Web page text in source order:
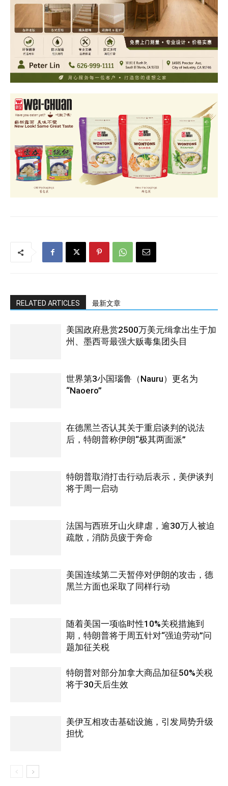
RELATED ARTICLES 最新文章
美国政府悬赏2500万美元缉拿出生于加
州、墨西哥最强大贩毒集团头目
世界第3小国瑙鲁（Nauru）更名为
“Naoero”
在德黑兰否认其关于重启谈判的说法
后，特朗普称伊朗“极其两面派”
特朗普取消打击行动后表示，美伊谈判
将于周一启动
法国与西班牙山火肆虐，逾30万人被迫
疏散，消防员疲于奔命
美国连续第二天暂停对伊朗的攻击，德
黑兰方面也采取了同样行动
随着美国一项临时性10%关税措施到
期，特朗普将于周五针对“强迫劳动”问
题加征关税
特朗普对部分加拿大商品加征50%关税
将于30天后生效
美伊互相攻击基础设施，引发局势升级
担忧